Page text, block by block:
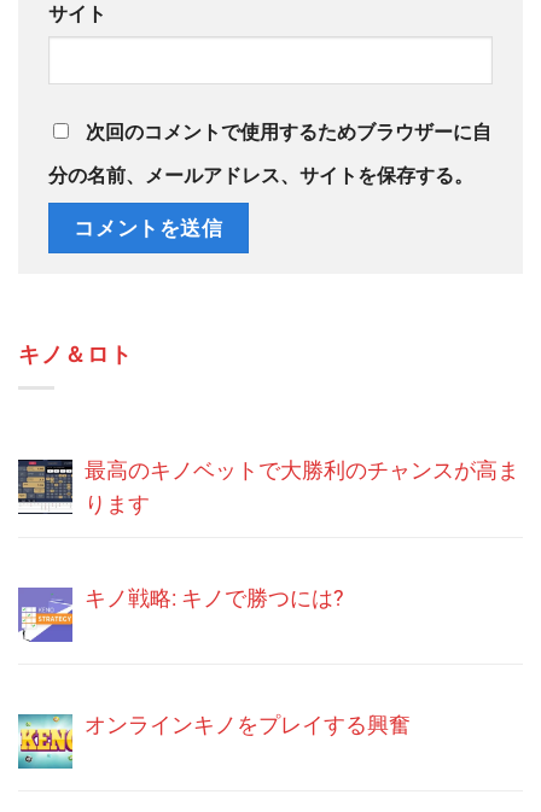
サイト
次回のコメントで使用するためブラウザーに自
分の名前、メールアドレス、サイトを保存する。
キノ＆ロト
最高のキノベットで大勝利のチャンスが高ま
ります
キノ戦略: キノで勝つには?
オンラインキノをプレイする興奮